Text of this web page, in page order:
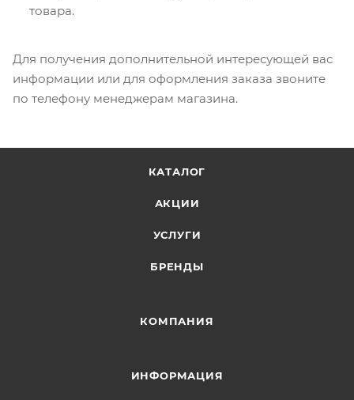
товара.
Для получения дополнительной интересующей вас
информации или для оформления заказа звоните
по телефону менеджерам магазина.
КАТАЛОГ
АКЦИИ
УСЛУГИ
БРЕНДЫ
КОМПАНИЯ
ИНФОРМАЦИЯ